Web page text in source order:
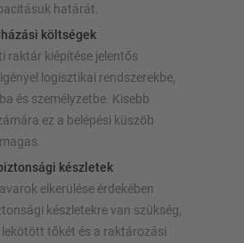
határát.
költségek
raktár kiépítése jelentős
logisztikai rendszerekbe,
és személyzetbe. Kisebb
ez a belépési küszöb
készletek
elkerülése érdekében
készletekre van szükség,
lekötött tőkét és a raktározási